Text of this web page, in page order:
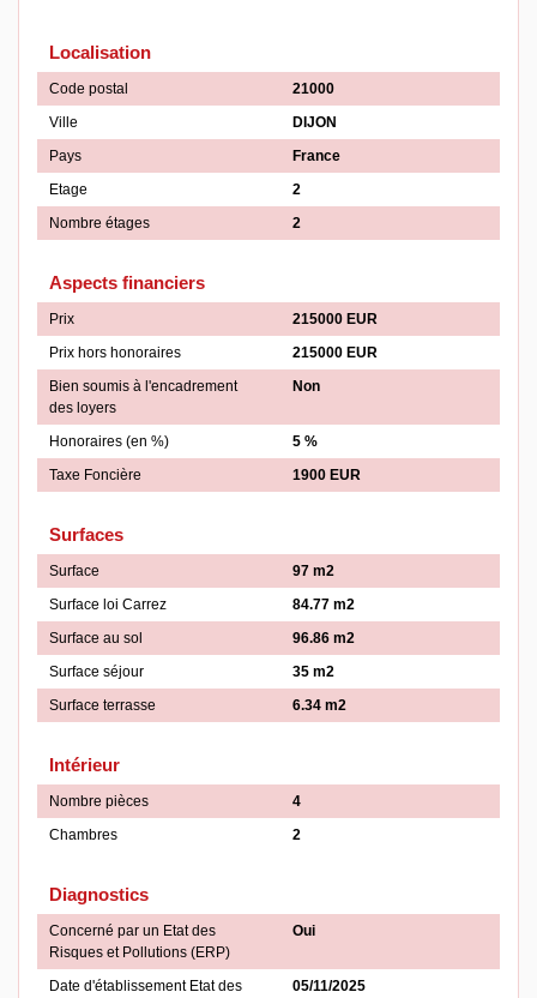
Localisation
Code postal
21000
Ville
DIJON
Pays
France
Etage
2
Nombre étages
2
Aspects financiers
Prix
215000 EUR
Prix hors honoraires
215000 EUR
Bien soumis à l'encadrement
des loyers
Non
Honoraires (en %)
5 %
Taxe Foncière
1900 EUR
Surfaces
Surface
97 m2
Surface loi Carrez
84.77 m2
Surface au sol
96.86 m2
Surface séjour
35 m2
Surface terrasse
6.34 m2
Intérieur
Nombre pièces
4
Chambres
2
Diagnostics
Concerné par un Etat des
Risques et Pollutions (ERP)
Oui
Date d'établissement Etat des
05/11/2025